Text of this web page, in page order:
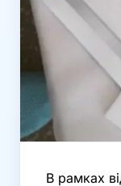
В рамках